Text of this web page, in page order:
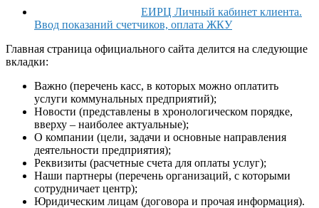
ЕИРЦ Личный кабинет клиента.
Ввод показаний счетчиков, оплата ЖКУ
Главная страница официального сайта делится на следующие
вкладки:
Важно (перечень касс, в которых можно оплатить
услуги коммунальных предприятий);
Новости (представлены в хронологическом порядке,
вверху – наиболее актуальные);
О компании (цели, задачи и основные направления
деятельности предприятия);
Реквизиты (расчетные счета для оплаты услуг);
Наши партнеры (перечень организаций, с которыми
сотрудничает центр);
Юридическим лицам (договора и прочая информация).